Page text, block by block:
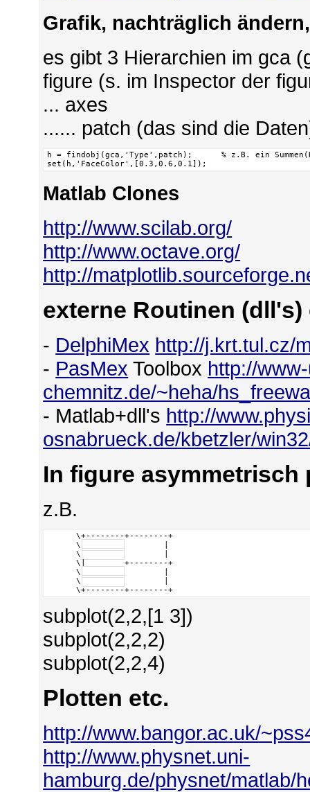
Grafik, nachträglich
es gibt 3 Hierarchien im gca
figure (s. im Inspector der
... axes
...... patch (das sind die
h = findobj(gca,'Type',patch);      % z.B. ein
set(h,'FaceColor',[0.3,0.6,0.1]);
Matlab Clones
http://www.scilab.org/
http://www.octave.org/
http://
externe Routinen
- DelphiMex http://j.krt.tul.cz/
- PasMex Toolbox http://
chemnitz.de/~heha/
- Matlab+dll's http://
osnabrueck.de/kbetzler/
In figure asymmetrisch
z.B.
      \+--------+--------+
      \
      \
      \|        +--------+
      \
      \
      \+--------+--------+
subplot(2,2,[1 3])
subplot(2,2,2)
subplot(2,2,4)
Plotten etc.
http://www.bangor.ac.uk/
http://www.physnet.uni-
hamburg.de/physnet/matlab/